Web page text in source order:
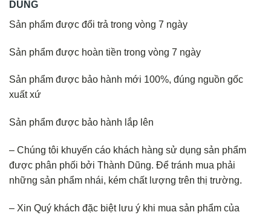
DŨNG
Sản phẩm được đổi trả trong vòng 7 ngày
Sản phẩm được hoàn tiền trong vòng 7 ngày
Sản phẩm được bảo hành mới 100%, đúng nguồn gốc
xuất xứ
Sản phẩm được bảo hành lắp lên
– Chúng tôi khuyến cáo khách hàng sử dụng sản phẩm
được phân phối bởi Thành Dũng. Để tránh mua phải
những sản phẩm nhái, kém chất lượng trên thị trường.
– Xin Quý khách đặc biệt lưu ý khi mua sản phẩm của